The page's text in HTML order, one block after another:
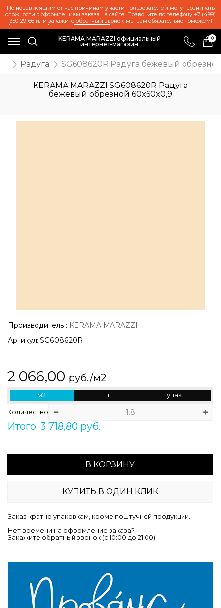
По независящим от нас причинам у части пользователей могут возникать
сложности с оформлением заказа на сайте. Позвоните по телефону +7 (499)
350-29-66или закажите обратный звонок, мы вам обязательно поможем!
KERAMA MARAZZI официальный
интернет-магазин
0
Радуга SG608620R Радуга бежевый
KERAMA MARAZZI SG608620R Радуга
бежевый обрезной 60x60x0,9
Производитель : KERAMA MARAZZI
Артикул: SG608620R
2 066,00 руб./м2
м2 шт. упак.
Количество
Итого: 3 718,80 руб.
В КОРЗИНУ
КУПИТЬ В ОДИН КЛИК
Заказ кратно упаковкам, кроме поштучной продукции.
Нет времени на оформление заказа?
Закажите обратный звонок (c 10:00 до 21:00)